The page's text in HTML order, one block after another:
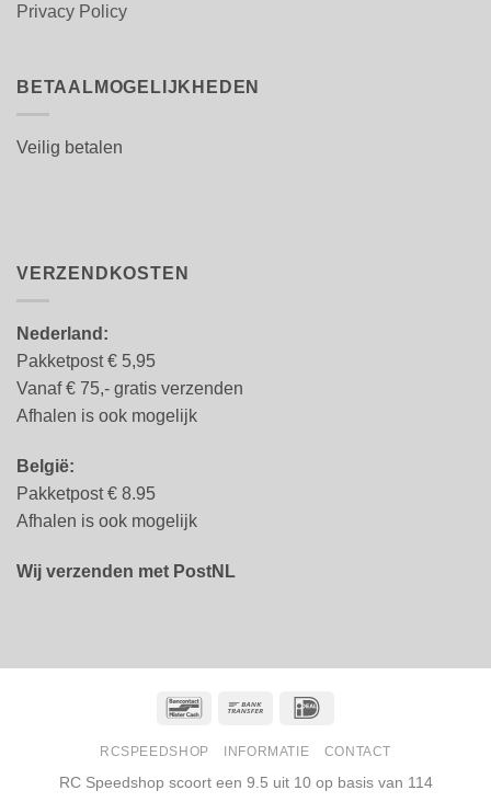
Privacy Policy
BETAALMOGELIJKHEDEN
Veilig betalen
VERZENDKOSTEN
Nederland:
Pakketpost € 5,95
Vanaf € 75,- gratis verzenden
Afhalen is ook mogelijk
België:
Pakketpost € 8.95
Afhalen is ook mogelijk
Wij verzenden met PostNL
BancontactBank
RCSPEEDSHOP INFORMATIE CONTACT
RC Speedshop scoort een 9.5 uit 10op basis van 114